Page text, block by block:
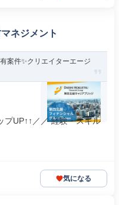
ネジメント
案件✨️クリエイターエージ
プUP↑↑／／ 経験・スキル
気になる